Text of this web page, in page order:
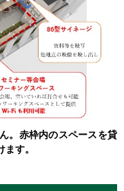
。赤枠内のスペースを貸
す。